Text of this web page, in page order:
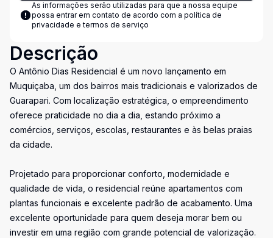
As informações serão utilizadas para que a nossa equipe
possa entrar em contato de acordo com a política de
privacidade e termos de serviço
Descrição
O Antônio Dias Residencial é um novo lançamento em
Muquiçaba, um dos bairros mais tradicionais e valorizados de
Guarapari. Com localização estratégica, o empreendimento
oferece praticidade no dia a dia, estando próximo a
comércios, serviços, escolas, restaurantes e às belas praias
da cidade.
Projetado para proporcionar conforto, modernidade e
qualidade de vida, o residencial reúne apartamentos com
plantas funcionais e excelente padrão de acabamento. Uma
excelente oportunidade para quem deseja morar bem ou
investir em uma região com grande potencial de valorização.